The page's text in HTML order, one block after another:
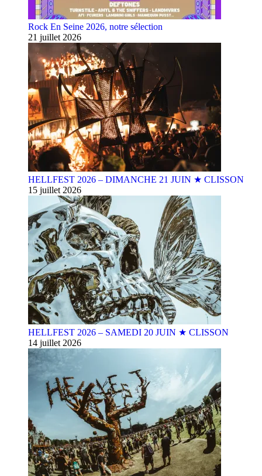
Rock En Seine 2026, notre sélection
21 juillet 2026
HELLFEST 2026 – DIMANCHE 21 JUIN ★ CLISSON
15 juillet 2026
HELLFEST 2026 – SAMEDI 20 JUIN ★ CLISSON
14 juillet 2026